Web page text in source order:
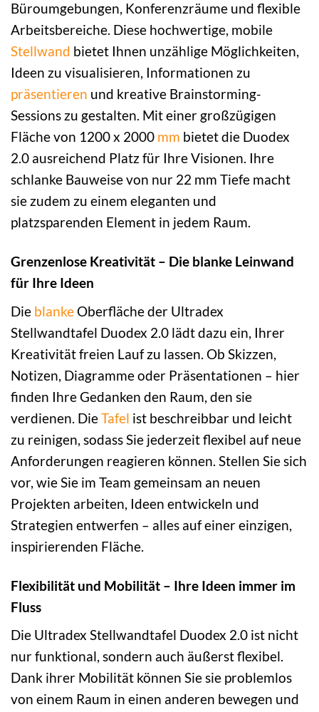
Büroumgebungen, Konferenzräume und flexible
Arbeitsbereiche. Diese hochwertige, mobile
Stellwand bietet Ihnen unzählige Möglichkeiten,
Ideen zu visualisieren, Informationen zu
präsentieren und kreative Brainstorming-
Sessions zu gestalten. Mit einer großzügigen
Fläche von 1200 x 2000 mm bietet die Duodex
2.0 ausreichend Platz für Ihre Visionen. Ihre
schlanke Bauweise von nur 22 mm Tiefe macht
sie zudem zu einem eleganten und
platzsparenden Element in jedem Raum.
Grenzenlose Kreativität – Die blanke Leinwand
für Ihre Ideen
Die blanke Oberfläche der Ultradex
Stellwandtafel Duodex 2.0 lädt dazu ein, Ihrer
Kreativität freien Lauf zu lassen. Ob Skizzen,
Notizen, Diagramme oder Präsentationen – hier
finden Ihre Gedanken den Raum, den sie
verdienen. DieTafel ist beschreibbar und leicht
zu reinigen, sodass Sie jederzeit flexibel auf neue
Anforderungen reagieren können. Stellen Sie sich
vor, wie Sie im Team gemeinsam an neuen
Projekten arbeiten, Ideen entwickeln und
Strategien entwerfen – alles auf einer einzigen,
inspirierenden Fläche.
Flexibilität und Mobilität – Ihre Ideen immer im
Fluss
Die Ultradex Stellwandtafel Duodex 2.0 ist nicht
nur funktional, sondern auch äußerst flexibel.
Dank ihrer Mobilität können Sie sie problemlos
von einem Raum in einen anderen bewegen und